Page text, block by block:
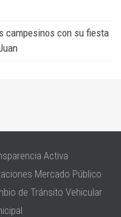
campesinos con su fiesta
Activa
Mercado Público
de Tránsito Vehicular